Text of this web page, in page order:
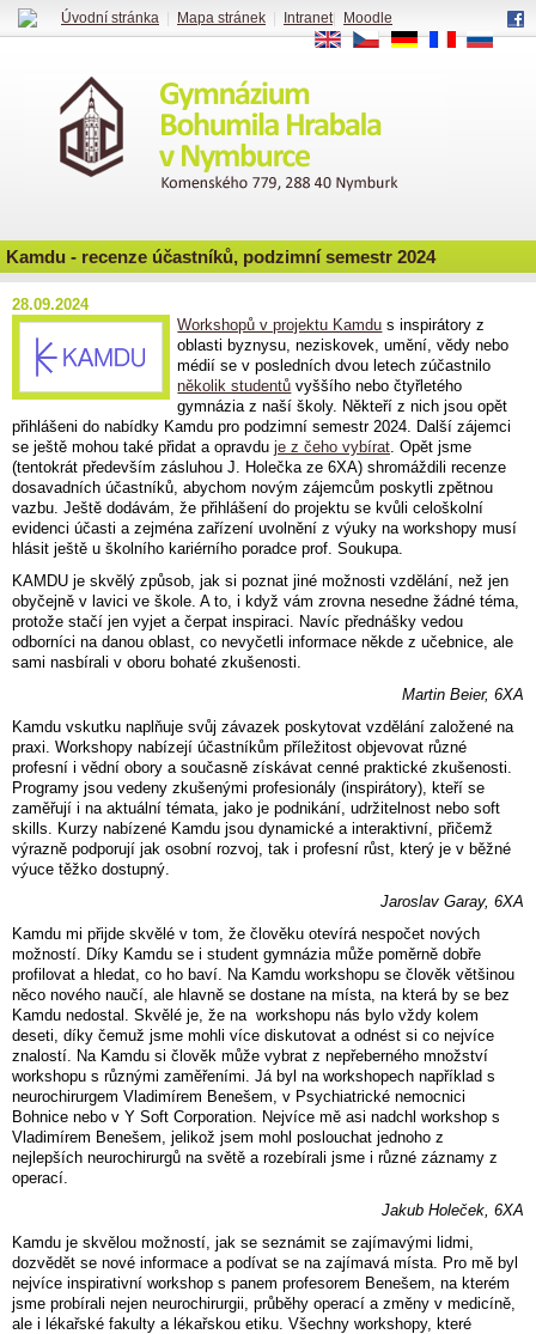
Kamdu - recenze účastníků, podzimní semestr 2024
28.09.2024
Workshopů v projektu Kamdu s inspirátory z
oblasti byznysu, neziskovek, umění, vědy nebo
médií se v posledních dvou letech zúčastnilo
několik studentů vyššího nebo čtyřletého
gymnázia z naší školy. Někteří z nich jsou opět
přihlášeni do nabídky Kamdu pro podzimní semestr 2024. Další zájemci
se ještě mohou také přidat a opravdu je z čeho vybírat. Opět jsme
(tentokrát především zásluhou J. Holečka ze 6XA) shromáždili recenze
dosavadních účastníků, abychom novým zájemcům poskytli zpětnou
vazbu. Ještě dodávám, že přihlášení do projektu se kvůli celoškolní
evidenci účasti a zejména zařízení uvolnění z výuky na workshopy musí
hlásit ještě u školního kariérního poradce prof. Soukupa.
KAMDU je skvělý způsob, jak si poznat jiné možnosti vzdělání, než jen
obyčejně v lavici ve škole. A to, i když vám zrovna nesedne žádné téma,
protože stačí jen vyjet a čerpat inspiraci. Navíc přednášky vedou
odborníci na danou oblast, co nevyčetli informace někde z učebnice, ale
sami nasbírali v oboru bohaté zkušenosti.
Martin Beier, 6XA
Kamdu vskutku naplňuje svůj závazek poskytovat vzdělání založené na
praxi. Workshopy nabízejí účastníkům příležitost objevovat různé
profesní i vědní obory a současně získávat cenné praktické zkušenosti.
Programy jsou vedeny zkušenými profesionály (inspirátory), kteří se
zaměřují i na aktuální témata, jako je podnikání, udržitelnost nebo soft
skills. Kurzy nabízené Kamdu jsou dynamické a interaktivní, přičemž
výrazně podporují jak osobní rozvoj, tak i profesní růst, který je v běžné
výuce těžko dostupný.
Jaroslav Garay, 6XA
Kamdu mi přijde skvělé v tom, že člověku otevírá nespočet nových
možností. Díky Kamdu se i student gymnázia může poměrně dobře
profilovat a hledat, co ho baví. Na Kamdu workshopu se člověk většinou
něco nového naučí, ale hlavně se dostane na místa, na která by se bez
Kamdu nedostal. Skvělé je, že na workshopu nás bylo vždy kolem
deseti, díky čemuž jsme mohli více diskutovat a odnést si co nejvíce
znalostí. Na Kamdu si člověk může vybrat z nepřeberného množství
workshopu s různými zaměřeními. Já byl na workshopech například s
neurochirurgem Vladimírem Benešem, v Psychiatrické nemocnici
Bohnice nebo v Y Soft Corporation. Nejvíce mě asi nadchl workshop s
Vladimírem Benešem, jelikož jsem mohl poslouchat jednoho z
nejlepších neurochirurgů na světě a rozebírali jsme i různé záznamy z
operací.
Jakub Holeček, 6XA
Kamdu je skvělou možností, jak se seznámit se zajímavými lidmi,
dozvědět se nové informace a podívat se na zajímavá místa. Pro mě byl
nejvíce inspirativní workshop s panem profesorem Benešem, na kterém
jsme probírali nejen neurochirurgii, průběhy operací a změny v medicíně,
ale i lékařské fakulty a lékařskou etiku. Všechny workshopy, které
Úvodní stránka Mapa stránek Intranet|
Moodle
EN
CS DE FR RU